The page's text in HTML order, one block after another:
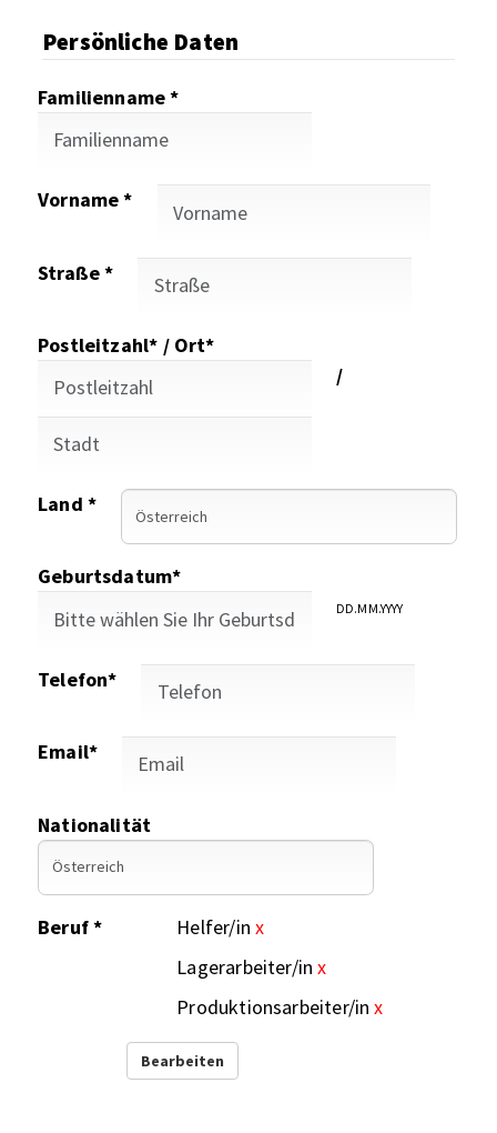
Persönliche Daten
Familienname *
Vorname *
Straße *
Postleitzahl* / Ort*
/
Land *
Geburtsdatum*
DD.MM.YYYY
Telefon*
Email*
Nationalität
Beruf * Helfer/in x
Lagerarbeiter/in x
Produktionsarbeiter/in x
Bearbeiten